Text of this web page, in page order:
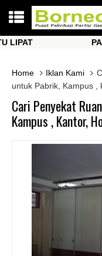
Home
Iklan Kami
untuk Pabrik, Kampus ,
Cari Penyekat
Kampus , Kantor,